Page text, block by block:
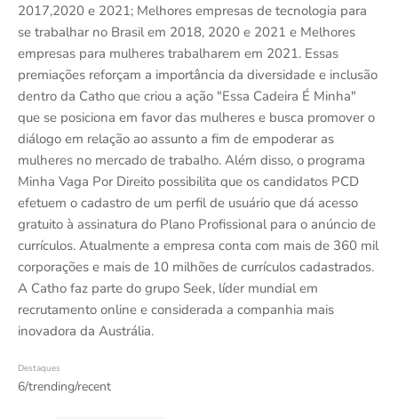
2017,2020 e 2021; Melhores empresas de tecnologia para
se trabalhar no Brasil em 2018, 2020 e 2021 e Melhores
empresas para mulheres trabalharem em 2021. Essas
premiações reforçam a importância da diversidade e inclusão
dentro da Catho que criou a ação "Essa Cadeira É Minha"
que se posiciona em favor das mulheres e busca promover o
diálogo em relação ao assunto a fim de empoderar as
mulheres no mercado de trabalho. Além disso, o programa
Minha Vaga Por Direito possibilita que os candidatos PCD
efetuem o cadastro de um perfil de usuário que dá acesso
gratuito à assinatura do Plano Profissional para o anúncio de
currículos. Atualmente a empresa conta com mais de 360 mil
corporações e mais de 10 milhões de currículos cadastrados.
A Catho faz parte do grupo Seek, líder mundial em
recrutamento online e considerada a companhia mais
inovadora da Austrália.
Destaques
6/trending/recent